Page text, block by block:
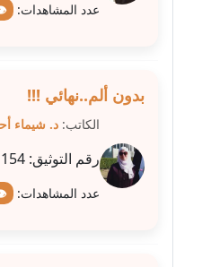
مدونة عبد
مدونة عبد
مدونة عبد
عدد المشاهدات:
بدون ألم..نهائي !!!
الكاتب: د. شيماء
رقم التوثيق: 154
عدد المشاهدات: